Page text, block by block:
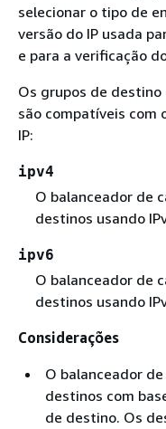
selecionar o tipo de
versão do IP usada
e para a verificação
Os grupos de destino
são compatíveis com
IP:
ipv4
O balanceador de
destinos usando
ipv6
O balanceador de
destinos usando
Considerações
O balanceador
destinos com
de destino. Os